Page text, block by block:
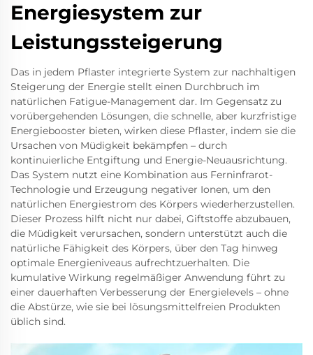
Energiesystem zur
Leistungssteigerung
Das in jedem Pflaster integrierte System zur nachhaltigen
Steigerung der Energie stellt einen Durchbruch im
natürlichen Fatigue-Management dar. Im Gegensatz zu
vorübergehenden Lösungen, die schnelle, aber kurzfristige
Energiebooster bieten, wirken diese Pflaster, indem sie die
Ursachen von Müdigkeit bekämpfen – durch
kontinuierliche Entgiftung und Energie-Neuausrichtung.
Das System nutzt eine Kombination aus Ferninfrarot-
Technologie und Erzeugung negativer Ionen, um den
natürlichen Energiestrom des Körpers wiederherzustellen.
Dieser Prozess hilft nicht nur dabei, Giftstoffe abzubauen,
die Müdigkeit verursachen, sondern unterstützt auch die
natürliche Fähigkeit des Körpers, über den Tag hinweg
optimale Energieniveaus aufrechtzuerhalten. Die
kumulative Wirkung regelmäßiger Anwendung führt zu
einer dauerhaften Verbesserung der Energielevels – ohne
die Abstürze, wie sie bei lösungsmittelfreien Produkten
üblich sind.